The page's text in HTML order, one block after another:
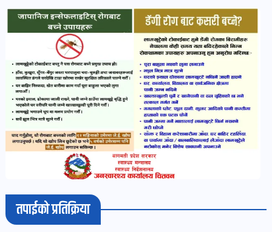
पडकास्ट
व्यक्ति-
व्यक्तित्व
पोष्ट
विचार-
तपाईको प्रतिक्रिया